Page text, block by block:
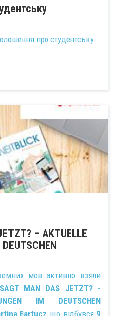
про студентську
– AKTUELLE
мов активно взяли
MAN DAS JETZT? -
IM DEUTSCHEN
Bartucz, що відбувся 9